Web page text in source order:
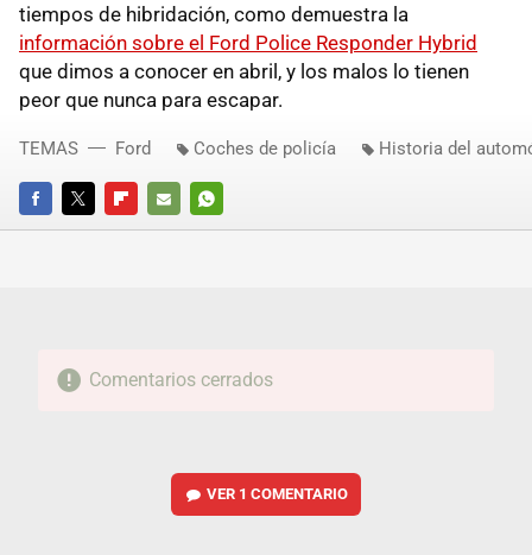
tiempos de hibridación, como demuestra la
información sobre el Ford Police Responder Hybrid
que dimos a conocer en abril, y los malos lo tienen
peor que nunca para escapar.
FACEBOOKTWITTERFLIPBOARD
E-
WHATSAPP
TEMAS Ford Coches de policía Historia del
Comentarios cerrados
VER 1 COMENTARIO